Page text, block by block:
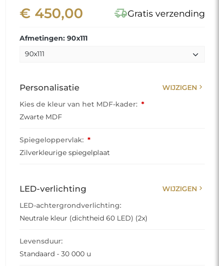
€ 450,00 delivery_truck_speedGratis verzending
Afmetingen: 90x111
Personalisatie WIJZIGEN chevron_right
Kies de kleur van het MDF-kader: *
Zwarte MDF
Spiegeloppervlak: *
Zilverkleurige spiegelplaat
LED-verlichting WIJZIGEN chevron_right
LED-achtergrondverlichting:
Neutrale kleur (dichtheid 60 LED) (2x)
Levensduur:
Standaard - 30 000 u